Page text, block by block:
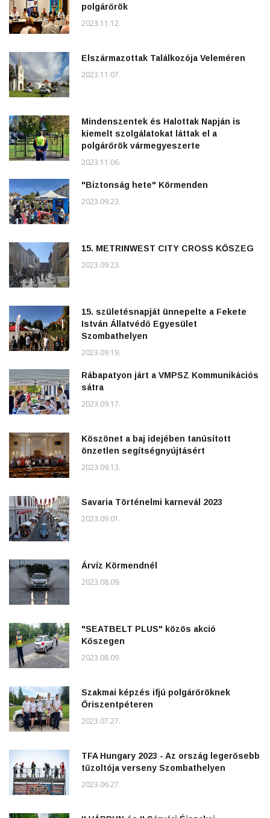
polgárőrök
2023.11.12.
Elszármazottak Találkozója Veleméren
2023.11.07.
Mindenszentek és Halottak Napján is
kiemelt szolgálatokat láttak el a
polgárőrök vármegyeszerte
2023.11.06.
"Biztonság hete" Körmenden
2023.09.23.
15. METRINWEST CITY CROSS KŐSZEG
2023.09.23.
15. születésnapját ünnepelte a Fekete
István Állatvédő Egyesület
Szombathelyen
2023.09.19.
Rábapatyon járt a VMPSZ Kommunikációs
sátra
2023.09.17.
Köszönet a baj idejében tanúsított
önzetlen segítségnyújtásért
2023.09.13.
Savaria Történelmi karnevál 2023
2023.09.01.
Árvíz Körmendnél
2023.08.09.
"SEATBELT PLUS" közös akció
Kőszegen
2023.08.09.
Szakmai képzés ifjú polgárőröknek
Őriszentpéteren
2023.07.27.
TFA Hungary 2023 - Az ország legerősebb
tűzoltója verseny Szombathelyen
2023.06.27.